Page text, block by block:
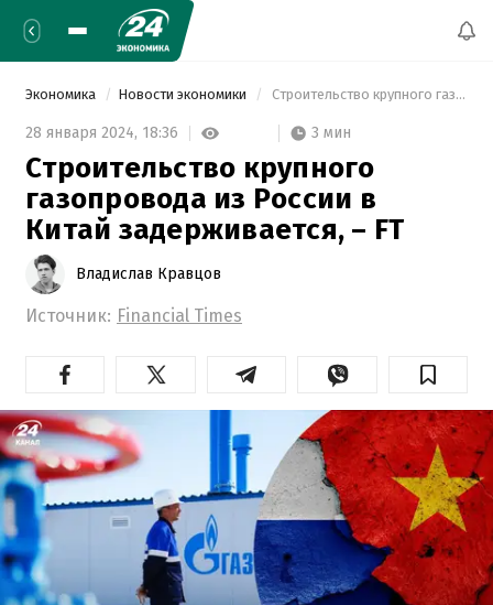
Экономика Новости экономики Строительство крупного газопровода из России в Китай задерживается, – FT
28 января 2024, 18:36 3 мин
Строительство крупного
газопровода из России в
Китай задерживается, – FT
Владислав Кравцов
Источник: Financial Times